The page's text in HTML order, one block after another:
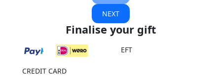
NEXT
Finalise your gift
EFT
CREDIT CARD